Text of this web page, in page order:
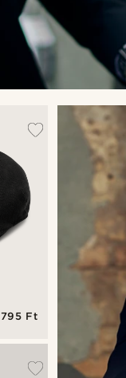
795 Ft